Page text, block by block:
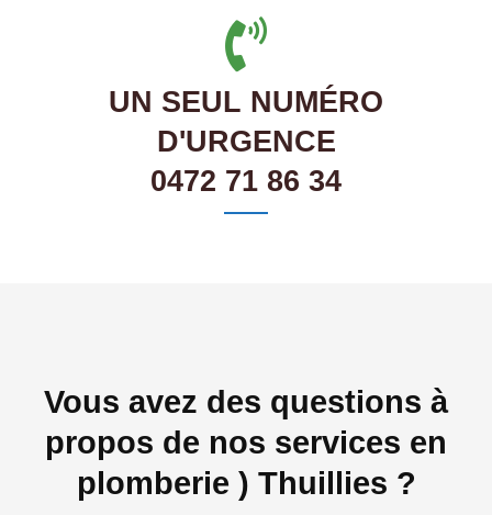
UN SEUL NUMÉRO
D'URGENCE
0472 71 86 34
Vous avez des questions à
propos de nos services en
plomberie ) Thuillies ?